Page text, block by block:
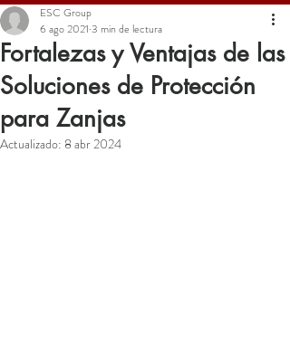
Fortalezas y Ventajas de las
Soluciones de Protección
para Zanjas
ESC Group
6 ago 2021 3 min de lectura
Actualizado: 8 abr 2024